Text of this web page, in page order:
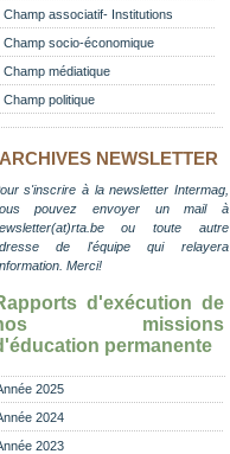
Champ associatif- Institutions
Champ socio-économique
Champ médiatique
Champ politique
ARCHIVES NEWSLETTER
s'inscrire à la newsletter Intermag,
pouvez envoyer un mail à
ou toute autre
de l'équipe qui relayera
Merci!
d'exécution de
missions
permanente
2025
2024
2023